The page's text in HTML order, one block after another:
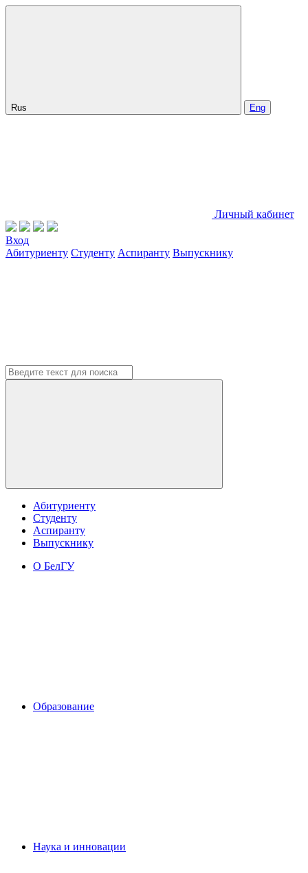
Rus Eng
Личный кабинет
Вход
Абитуриенту Студенту Аспиранту Выпускнику
Абитуриенту
Студенту
Аспиранту
Выпускнику
О БелГУ
Образование
Наука и инновации